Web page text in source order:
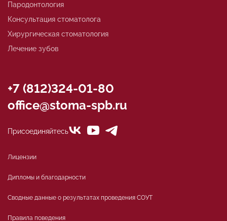
Пародонтология
Консультация стоматолога
Хирургическая стоматология
Лечение зубов
+7 (812)324-01-80
office@stoma-spb.ru
Присоединяйтесь
Лицензии
Дипломы и благодарности
Сводные данные о результатах проведения СОУТ
Правила поведения